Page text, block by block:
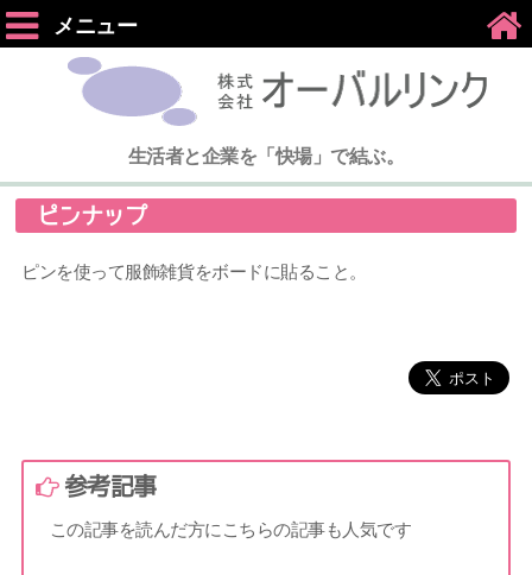
メニュー
生活者と企業を「快場」で結ぶ。
ピンナップ
ピンを使って服飾雑貨をボードに貼ること。
参考記事
この記事を読んだ方にこちらの記事も人気です